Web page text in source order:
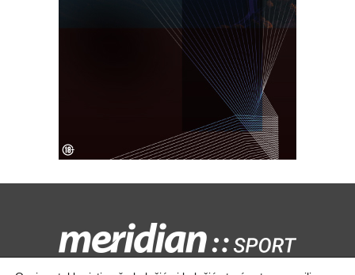
Kontaktirajte nas:redakcija@meridiansport.rs